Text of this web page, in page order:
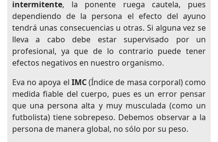
intermitente, la ponente ruega cautela, pues
dependiendo de la persona el efecto del ayuno
tendrá unas consecuencias u otras. Si alguna vez se
lleva a cabo debe estar supervisado por un
profesional, ya que de lo contrario puede tener
efectos negativos en nuestro organismo.
Eva no apoya el IMC(Índice de masa corporal) como
medida fiable del cuerpo, pues es un error pensar
que una persona alta y muy musculada (como un
futbolista) tiene sobrepeso. Debemos observar a la
persona de manera global, no sólo por su peso.